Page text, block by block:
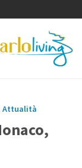
Attualità